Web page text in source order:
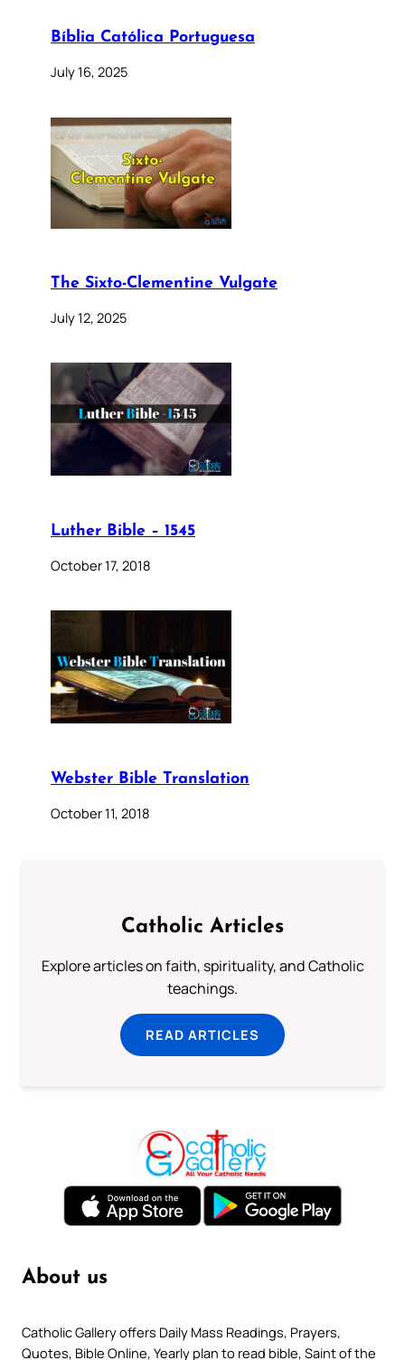
Bíblia Católica Portuguesa
July 16, 2025
The Sixto-Clementine Vulgate
July 12, 2025
Luther Bible – 1545
October 17, 2018
Webster Bible Translation
October 11, 2018
Catholic Articles
Explore articles on faith, spirituality, and Catholic
teachings.
READ ARTICLES
About us
Catholic Gallery offers Daily Mass Readings, Prayers,
Quotes, Bible Online, Yearly plan to read bible, Saint of the